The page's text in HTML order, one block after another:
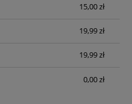
15,00 zł
19,99 zł
19,99 zł
0,00 zł